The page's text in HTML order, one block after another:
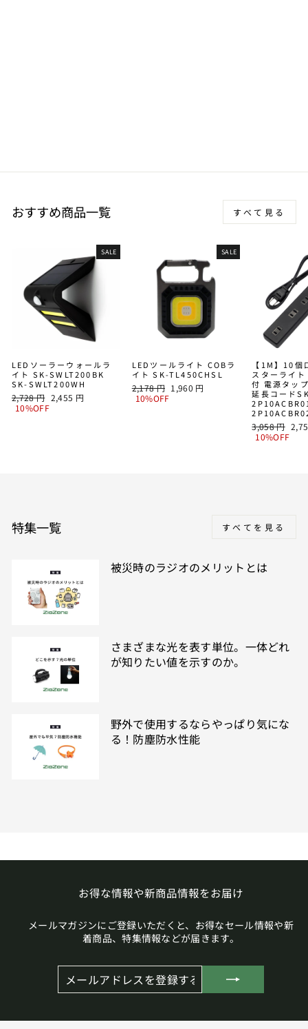
おすすめ商品一覧 すべて見る
SALE
LEDソーラーウォールラ
イト SK-SWLT200BK
SK-SWLT200WH
通
常
2,728 円 SALE
2,455 円
10%OFF
SALE
LEDツールライト COBラ
イト SK-TL450CHSL
通
常
2,178 円 SALE
1,960 円
10%OFF
【1M】10個
スターライ
付 電源タッ
延長コード
通
常
3,058 円
10%OFF
特集一覧 すべてを見る
被災時のラジオのメリットとは
さまざまな光を表す単位。一体どれ
が知りたい値を示すのか。
野外で使用するならやっぱり気にな
る！防塵防水性能
お得な情報や新商品情報をお届け
メールマガジンにご登録いただくと、お得なセール情報や新
着商品、特集情報などが届きます。
メ
ー
登
録